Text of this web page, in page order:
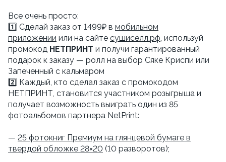
Все очень просто:
1️⃣ Сделай заказ от 1499₽ в мобильном
приложении или на сайте сушиселл.рф , используй
промокод НЕТПРИНТ и получи гарантированный
подарок к заказу — ролл на выбор Сяке Криспи или
Запеченный с кальмаром
2️⃣ Каждый, кто сделал заказ с промокодом
НЕТПРИНТ, становится участником розыгрыша и
получает возможность выиграть один из 85
фотоальбомов партнера NetPrint:
— 25 фотокниг Премиум на глянцевой бумаге в
твердой обложке 28×20 (10 разворотов);